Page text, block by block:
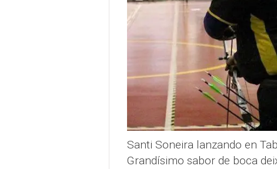
Santi Soneira lanzando en
Grandísimo sabor de boca